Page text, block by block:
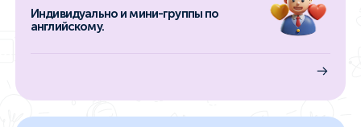
Индивидуально и мини-группы по
английскому.